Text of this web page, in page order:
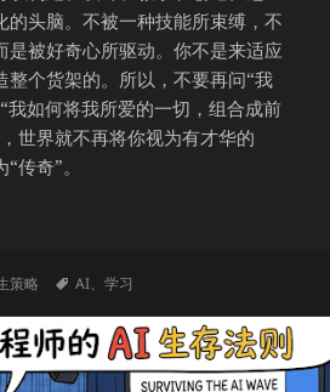
的头脑。不被一种技能所束缚，不
是被好奇心所驱动。你不是来适应
整个货架的。所以，不要再问“我
我如何将我所爱的一切，组合成前
世界就不再将你视为有才华的
传奇”。
策略
标
AI、学习